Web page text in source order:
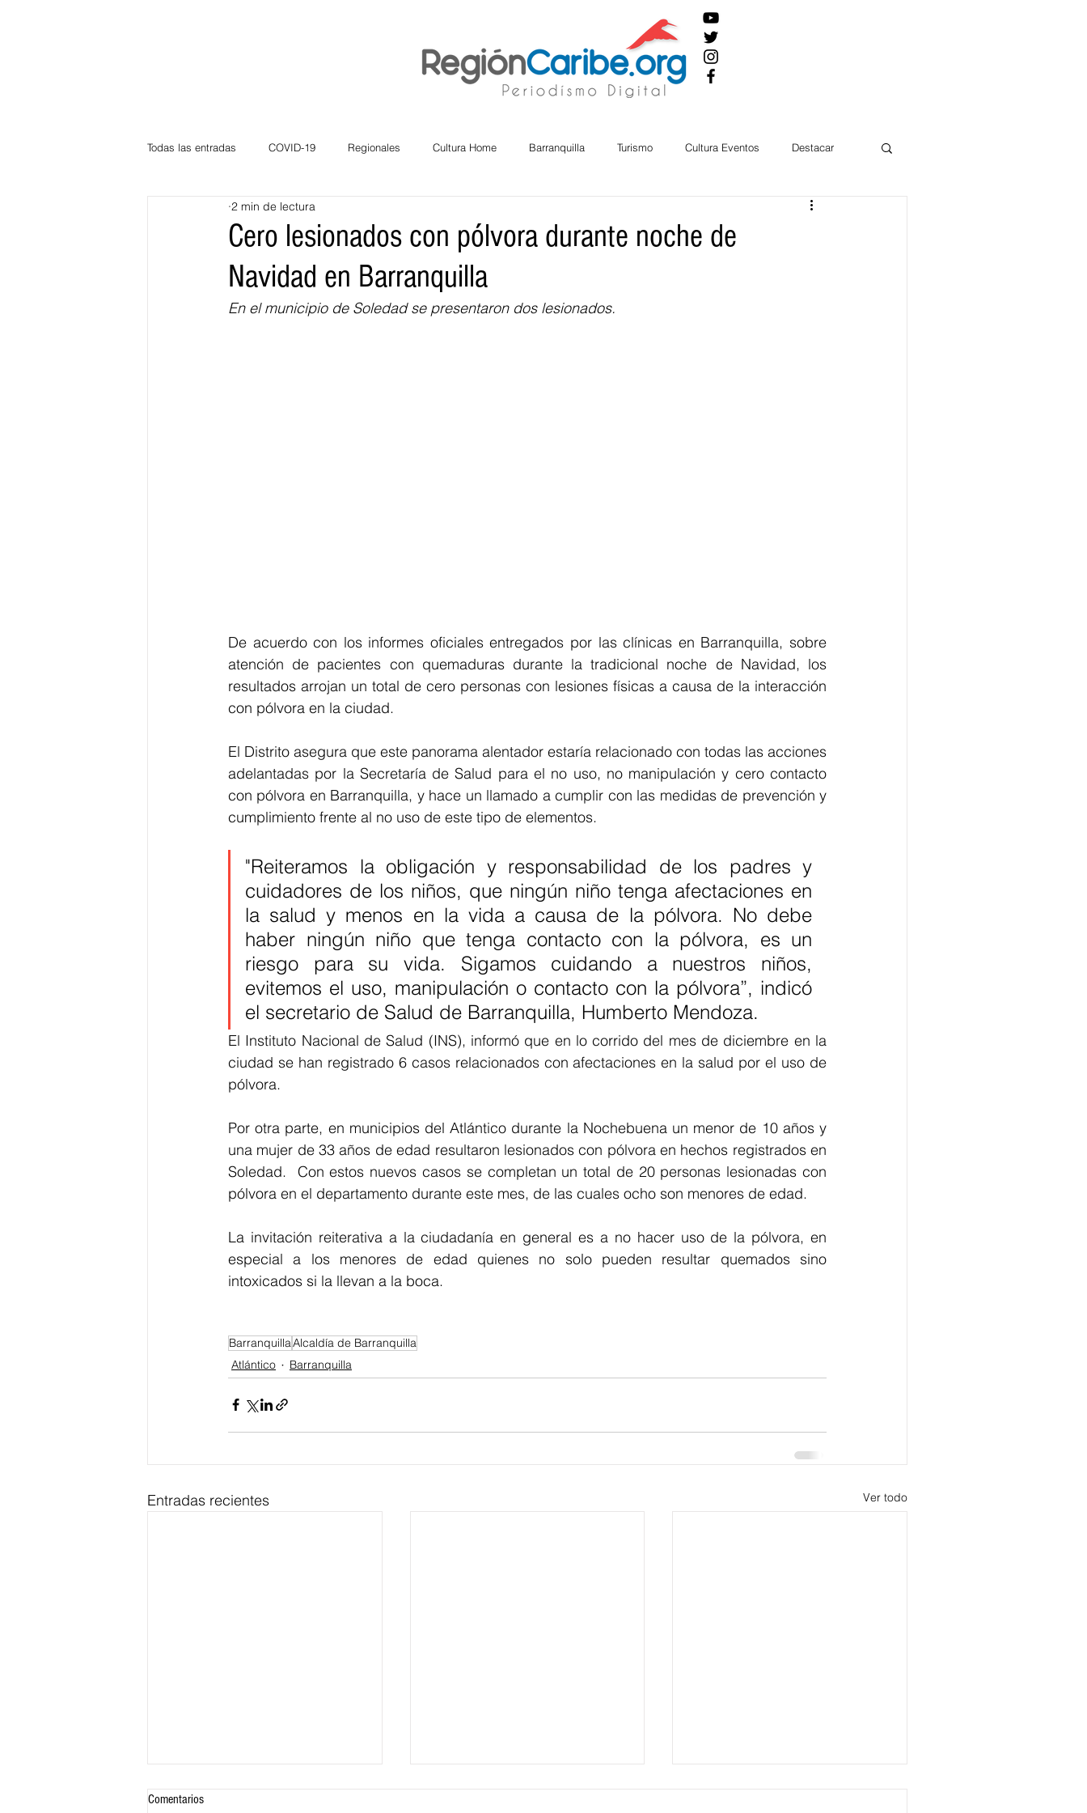
Todas las entradas COVID-19 Regionales Cultura Home Barranquilla Turismo Cultura Eventos Destacar
Atlántico
Bloggeros Hermanos Mayores Economía
Cero lesionados con pólvora durante noche de
Navidad en Barranquilla
2 min de lectura
En el municipio de Soledad se presentaron dos lesionados.
De acuerdo con los informes oficiales entregados por las clínicas en Barranquilla, sobre
atención de pacientes con quemaduras durante la tradicional noche de Navidad, los
resultados arrojan un total de cero personas con lesiones físicas a causa de la interacción
con pólvora en la ciudad.
El Distrito asegura que este panorama alentador estaría relacionado con todas las acciones
adelantadas por la Secretaría de Salud para el no uso, no manipulación y cero contacto
con pólvora en Barranquilla, y hace un llamado a cumplir con las medidas de prevención y
cumplimiento frente al no uso de este tipo de elementos.
"Reiteramos la obligación y responsabilidad de los padres y
cuidadores de los niños, que ningún niño tenga afectaciones en
la salud y menos en la vida a causa de la pólvora. No debe
haber ningún niño que tenga contacto con la pólvora, es un
riesgo para su vida. Sigamos cuidando a nuestros niños,
evitemos el uso, manipulación o contacto con la pólvora”, indicó
el secretario de Salud de Barranquilla, Humberto Mendoza.
El Instituto Nacional de Salud (INS), informó que en lo corrido del mes de diciembre en la
ciudad se han registrado 6 casos relacionados con afectaciones en la salud por el uso de
pólvora.
Por otra parte, en municipios del Atlántico durante la Nochebuena un menor de 10 años y
una mujer de 33 años de edad resultaron lesionados con pólvora en hechos registrados en
Soledad.  Con estos nuevos casos se completan un total de 20 personas lesionadas con
pólvora en el departamento durante este mes, de las cuales ocho son menores de edad.
La invitación reiterativa a la ciudadanía en general es a no hacer uso de la pólvora, en
especial a los menores de edad quienes no solo pueden resultar quemados sino
intoxicados si la llevan a la boca.
BarranquillaAlcaldía de Barranquilla
Atlántico
Barranquilla
Entradas recientes Ver todo
Comentarios